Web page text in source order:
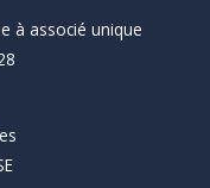
à associé unique